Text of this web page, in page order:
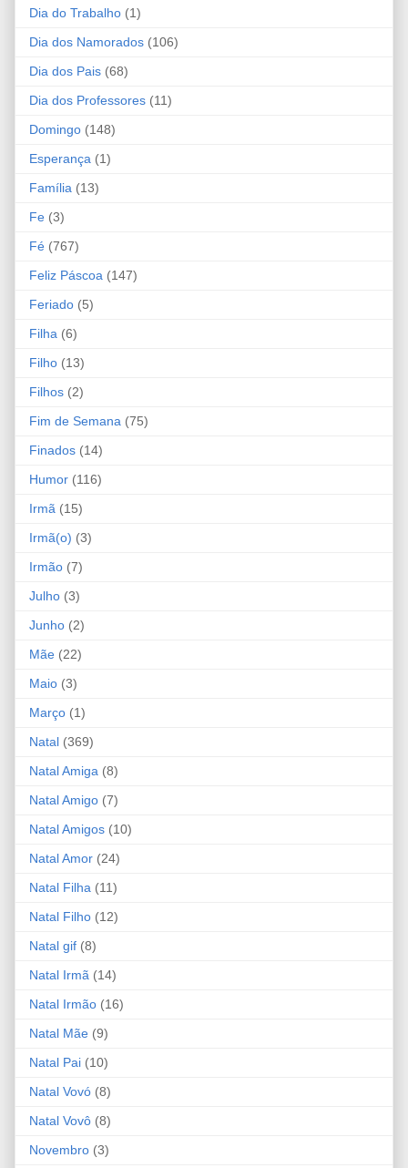
Dia do Trabalho (1)
Dia dos Namorados (106)
Dia dos Pais (68)
Dia dos Professores (11)
Domingo (148)
Esperança (1)
Família (13)
Fe (3)
Fé (767)
Feliz Páscoa (147)
Feriado (5)
Filha (6)
Filho (13)
Filhos (2)
Fim de Semana (75)
Finados (14)
Humor (116)
Irmã (15)
Irmã(o) (3)
Irmão (7)
Julho (3)
Junho (2)
Mãe (22)
Maio (3)
Março (1)
Natal (369)
Natal Amiga (8)
Natal Amigo (7)
Natal Amigos (10)
Natal Amor (24)
Natal Filha (11)
Natal Filho (12)
Natal gif (8)
Natal Irmã (14)
Natal Irmão (16)
Natal Mãe (9)
Natal Pai (10)
Natal Vovó (8)
Natal Vovô (8)
Novembro (3)